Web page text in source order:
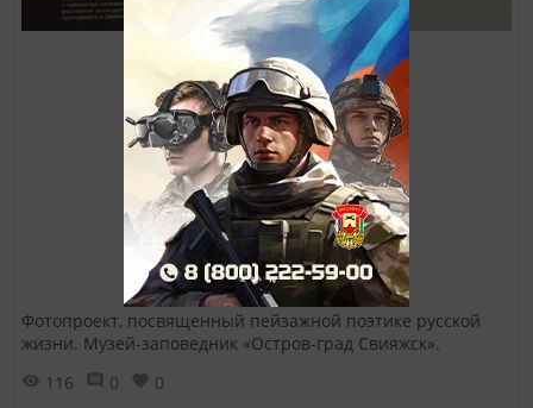
Фотопроект, посвященный пейзажной поэтике русской
жизни. Музей-заповедник «Остров-град Свияжск».
116
0 0